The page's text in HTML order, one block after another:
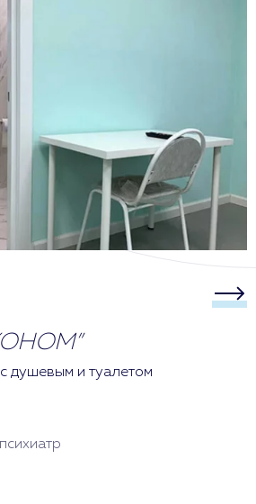
душевым и туалетом